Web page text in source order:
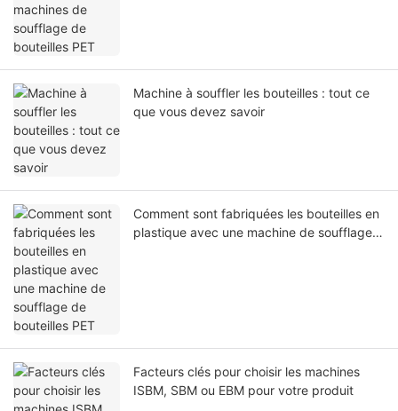
Machine à souffler les bouteilles : tout ce
que vous devez savoir
Comment sont fabriquées les bouteilles en
plastique avec une machine de soufflage
Facteurs clés pour choisir les machines
ISBM, SBM ou EBM pour votre produit